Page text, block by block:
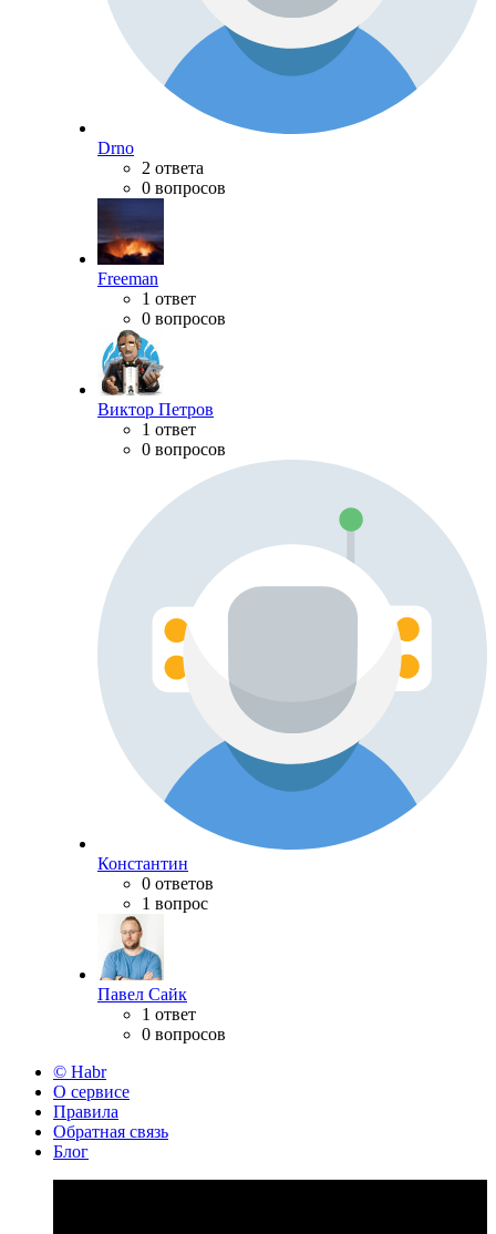
Drno
2 ответа
0 вопросов
Freeman
1 ответ
0 вопросов
Виктор Петров
1 ответ
0 вопросов
Константин
0 ответов
1 вопрос
Павел Сайк
1 ответ
0 вопросов
© Habr
О сервисе
Правила
Обратная связь
Блог